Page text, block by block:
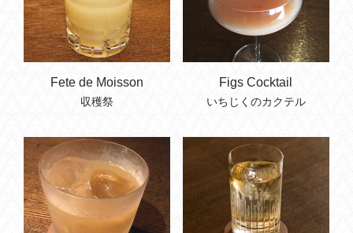
Fete de Moisson
収穫祭
Figs Cocktail
いちじくのカクテル